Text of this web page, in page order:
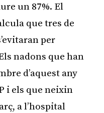
un 87%. El
que tres de
per
nadons que han
d’aquest any
i els que neixin
a l’hospital